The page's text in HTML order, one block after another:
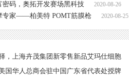
密码，奥拓开发赛场黑科技 2020-08-26
专家——柏美特 POMT筋膜枪 2020-08-25
，上海卉茂集团新零售新品艾玛仕细胞
国华人总商会驻中国广东省代表处授牌